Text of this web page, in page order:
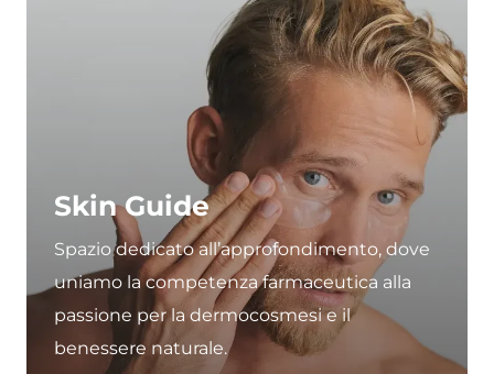
Skin Guide
Spazio dedicato all’approfondimento, dove
uniamo la competenza farmaceutica alla
passione per la dermocosmesi e il
benessere naturale.